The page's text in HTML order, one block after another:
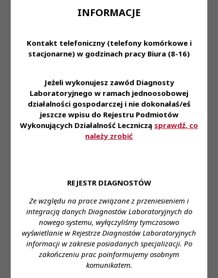
INFORMACJE
Kontakt telefoniczny (telefony komórkowe i
stacjonarne) w godzinach pracy Biura (8-16)
Jeżeli wykonujesz zawód Diagnosty
Laboratoryjnego w ramach jednoosobowej
działalności gospodarczej i nie dokonałaś/eś
jeszcze wpisu do Rejestru Podmiotów
Wykonujących Działalność Leczniczą sprawdź, co
należy zrobić
REJESTR DIAGNOSTÓW
Ze względu na prace związane z przeniesieniem i
integracją danych Diagnostów Laboratoryjnych do
nowego systemu, wyłączyliśmy tymczasowo
wyświetlanie w Rejestrze Diagnostów Laboratoryjnych
informacji w zakresie posiadanych specjalizacji. Po
zakończeniu prac poinformujemy osobnym
komunikatem.
- Zdolności komunikacyjne
- Dyspozycyjność
Oferujemy:
- Wynagrodzenie adekwatne do doświadczenia
- Dofinansowanie do karty Multisport
- Ubezpieczenie grupowe
Miejsce zatrudnienia:ul. Krakowska 44, Opole
Wymagane wykształcenie:wyższe kierunkowe
- Imię i nazwisko: Joanna Skrzypowska
- Telefon: 728 331 378
- E-mail: sekretariat@fryda.pl